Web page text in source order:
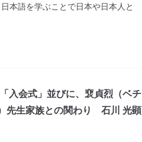
本語を学ぶことで日本や日本人と
入会式」並びに、裵貞烈（ベチ
先生家族との関わり 石川 光顕